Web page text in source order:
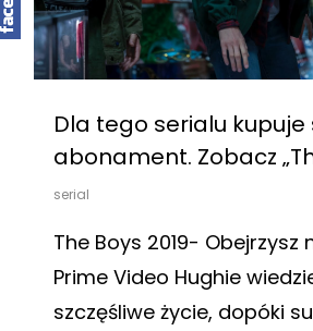
Dla tego serialu kupuje
abonament. Zobacz
serial
The Boys 2019- Obejrzysz
Prime Video Hughie
szczęśliwe życie, dopóki